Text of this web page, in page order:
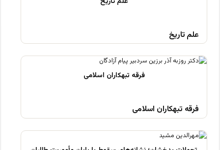
علم تاریخ
فرقه تبهکاران اسلامی